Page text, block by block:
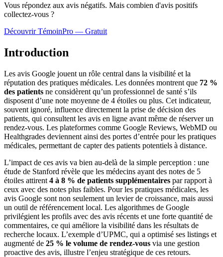
Vous répondez aux avis négatifs. Mais combien d'avis positifs
collectez-vous ?
Découvrir TémoinPro — Gratuit
Introduction
Les avis Google jouent un rôle central dans la visibilité et la
réputation des pratiques médicales. Les données montrent que 72 %
des patients ne considèrent qu’un professionnel de santé s’ils
disposent d’une note moyenne de 4 étoiles ou plus. Cet indicateur,
souvent ignoré, influence directement la prise de décision des
patients, qui consultent les avis en ligne avant même de réserver un
rendez-vous. Les plateformes comme Google Reviews, WebMD ou
Healthgrades deviennent ainsi des portes d’entrée pour les pratiques
médicales, permettant de capter des patients potentiels à distance.
L’impact de ces avis va bien au-delà de la simple perception : une
étude de Stanford révèle que les médecins ayant des notes de 5
étoiles attirent 4 à 8 % de patients supplémentaires par rapport à
ceux avec des notes plus faibles. Pour les pratiques médicales, les
avis Google sont non seulement un levier de croissance, mais aussi
un outil de référencement local. Les algorithmes de Google
privilégient les profils avec des avis récents et une forte quantité de
commentaires, ce qui améliore la visibilité dans les résultats de
recherche locaux. L’exemple d’UPMC, qui a optimisé ses listings et
augmenté de 25 % le volume de rendez-vous via une gestion
proactive des avis, illustre l’enjeu stratégique de ces retours.